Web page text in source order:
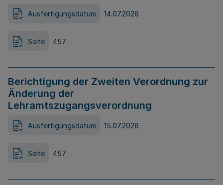
Ausfertigungsdatum 14.07.2026
Seite 457
Berichtigung der Zweiten Verordnung zur
Änderung der
Lehramtszugangsverordnung
Ausfertigungsdatum 15.07.2026
Seite 457